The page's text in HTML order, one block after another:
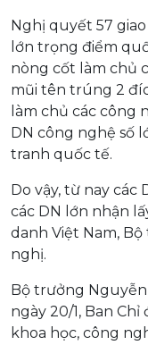
Nghị quyết 57
lớn trọng điểm
nòng cốt làm chủ
mũi tên trúng 2
làm chủ các công
DN công nghệ số
tranh quốc tế.
Do vậy, từ nay các
các DN lớn nhận
danh Việt Nam,
nghị.
Bộ trưởng
ngày 20/1, Ban
khoa học, công